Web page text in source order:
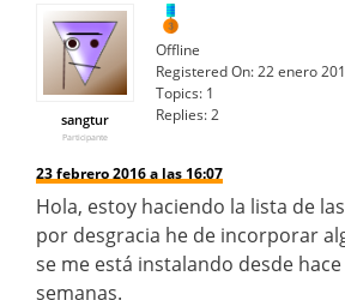
sangtur
Participante
Offline
Registered On:22 enero
Topics: 1
Replies:2
23 febrero 2016 a las 16:07
Hola, estoy haciendo la lista de
por desgracia he de incorporar
se me está instalando desde
semanas.